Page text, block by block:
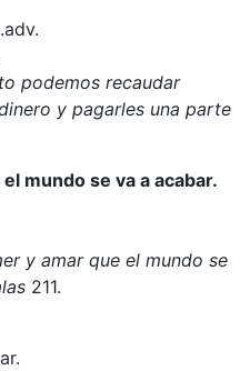
podemos recaudar
y pagarles una parte
mundo se va a acabar.
y amar que el mundo se
211.